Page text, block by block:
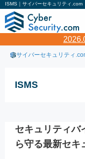
ISMS｜サイバーセキュリティ.com
サイバーセキュリティ
ISMS
セキュリティバ
ら守る最新セキ